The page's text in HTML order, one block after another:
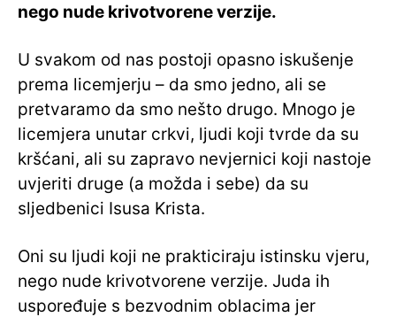
nego nude krivotvorene verzije.
U svakom od nas postoji opasno iskušenje
prema licemjerju – da smo jedno, ali se
pretvaramo da smo nešto drugo. Mnogo je
licemjera unutar crkvi, ljudi koji tvrde da su
kršćani, ali su zapravo nevjernici koji nastoje
uvjeriti druge (a možda i sebe) da su
sljedbenici Isusa Krista.
Oni su ljudi koji ne prakticiraju istinsku vjeru,
nego nude krivotvorene verzije. Juda ih
uspoređuje s bezvodnim oblacima jer